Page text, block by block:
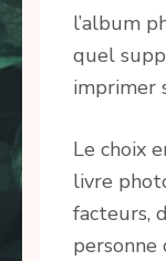
l’album
quel
imprimer
Le choix
livre
facteurs,
personne